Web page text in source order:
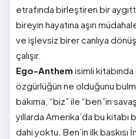
etrafında birleştiren bir
bireyin hayatına aşırı
ve işlevsiz birer canlıya
çalışır.
Ego-Anthem isimli
özgürlüğün ne olduğunu
bakıma, “biz” ile “ben”in
yıllarda Amerika’da bu kitabı
dahi yoktu. Ben’in ilk